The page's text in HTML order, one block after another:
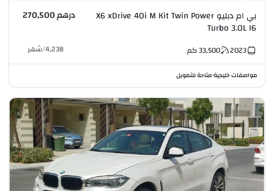
بي ام دبليو X6 xDrive 40i M Kit Twin Power
Turbo 3.0L I6
درهم 270,500
2023
33,500كم 4,238
/شهر
مواصفات خليجية•متاحة للتمويل